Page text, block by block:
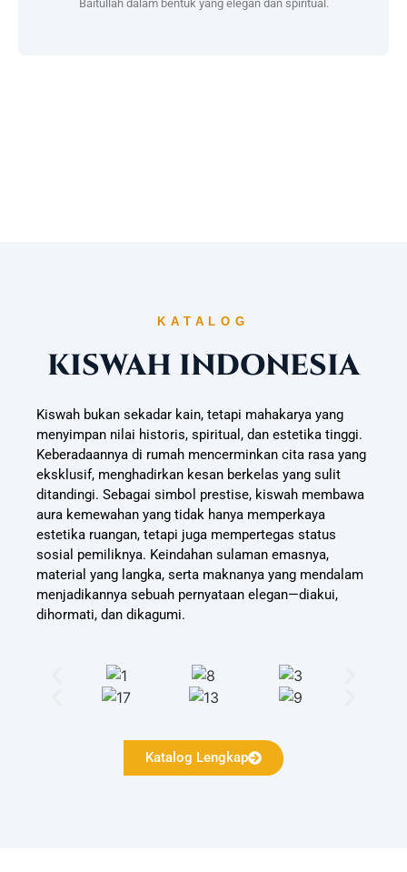
Baitullah dalam bentuk yang elegan dan spiritual.
KATALOG
KISWAH INDONESIA
Kiswah bukan sekadar kain, tetapi mahakarya yang
menyimpan nilai historis, spiritual, dan estetika tinggi.
Keberadaannya di rumah mencerminkan cita rasa yang
eksklusif, menghadirkan kesan berkelas yang sulit
ditandingi. Sebagai simbol prestise, kiswah membawa
aura kemewahan yang tidak hanya memperkaya
estetika ruangan, tetapi juga mempertegas status
sosial pemiliknya. Keindahan sulaman emasnya,
material yang langka, serta maknanya yang mendalam
menjadikannya sebuah pernyataan elegan—diakui,
dihormati, dan dikagumi.
Katalog Lengkap